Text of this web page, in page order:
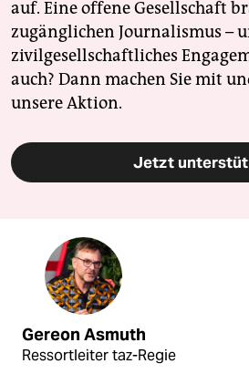
auf. Eine offene Gesellschaft
zugänglichen Journalismus –
zivilgesellschaftliches
auch? Dann machen Sie mit
unsere Aktion.
Jetzt
Gereon Asmuth
Ressortleiter taz-Regie